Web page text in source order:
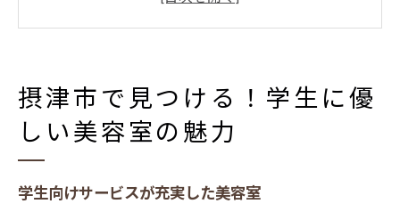
摂津市で見つける美容室のトレンド
美容室で叶える！学生のための新学期スタイル
新学期にぴったりのおすすめヘアスタイル
学生生活に彩りを与えるヘアカラー
摂津市で見つける！学生に優
しい美容室の魅力
学生向けサービスが充実した美容室